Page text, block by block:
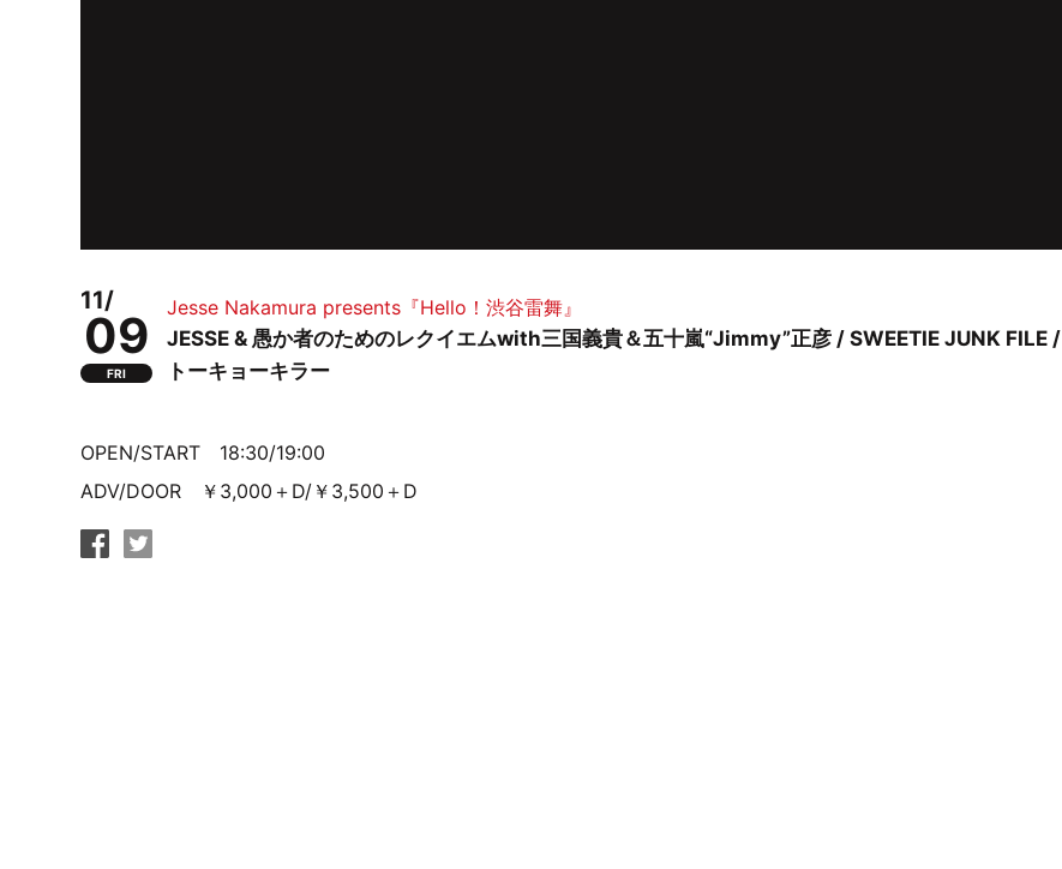
11/
09
FRI
Jesse Nakamura presents『Hello！渋谷雷舞』
JESSE & 愚か者のためのレクイエムwith三国義貴＆五十嵐“Jimmy”正彦 / SWEETIE JUNK FILE /
トーキョーキラー
OPEN/START 18:30/19:00
ADV/DOOR ￥3,000＋D/￥3,500＋D